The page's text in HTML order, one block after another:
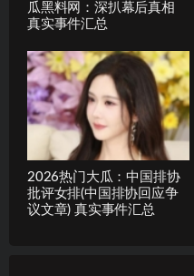
瓜黑料网：深扒幕后真相
真实事件汇总
2026热门大瓜：中国排协
批评女排(中国排协回应争
议文章) 真实事件汇总